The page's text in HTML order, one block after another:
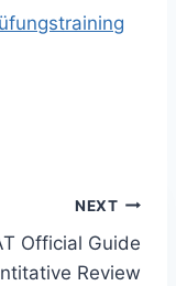
NEXT
Official Guide
Review